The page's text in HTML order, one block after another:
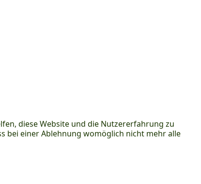
diese Website und die Nutzererfahrung zu
bei einer Ablehnung womöglich nicht mehr alle